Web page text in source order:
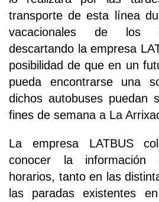
transporte de esta línea
vacacionales de los
descartando la empresa
posibilidad de que en un
pueda encontrarse una
dichos autobuses puedan
fines de semana a La
La empresa LATBUS
conocer la
horarios, tanto en las
las paradas existentes